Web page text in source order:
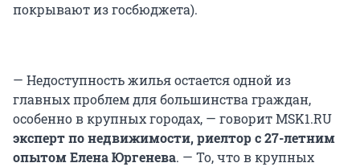
покрывают из госбюджета).
— Недоступность жилья остается одной из
главных проблем для большинства граждан,
особенно в крупных городах, — говорит MSK1.RU
эксперт по недвижимости, риелтор с 27-летним
опытом Елена Юргенева. — То, что в крупных